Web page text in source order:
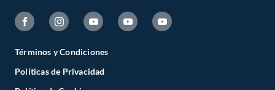
Términos y Condiciones
Políticas de Privacidad